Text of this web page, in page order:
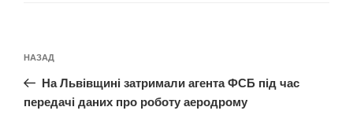
записів
Попередній
запис:
НАЗАД
На Львівщині затримали агента ФСБ під час
передачі даних про роботу аеродрому